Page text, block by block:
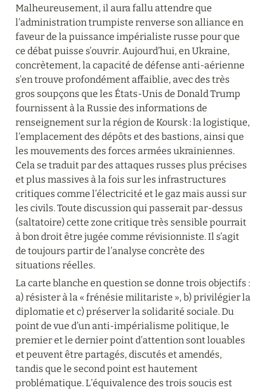
Malheureusement, il aura fallu attendre que
l’administration trumpiste renverse son alliance en
faveur de la puissance impérialiste russe pour que
ce débat puisse s’ouvrir. Aujourd’hui, en Ukraine,
concrètement, la capacité de défense anti-aérienne
s’en trouve profondément affaiblie, avec des très
gros soupçons que les États-Unis de Donald Trump
fournissent à la Russie des informations de
renseignement sur la région de Koursk : la logistique,
l’emplacement des dépôts et des bastions, ainsi que
les mouvements des forces armées ukrainiennes.
Cela se traduit par des attaques russes plus précises
et plus massives à la fois sur les infrastructures
critiques comme l’électricité et le gaz mais aussi sur
les civils. Toute discussion qui passerait par-dessus
(saltatoire) cette zone critique très sensible pourrait
à bon droit être jugée comme révisionniste. Il s’agit
de toujours partir de l’analyse concrète des
situations réelles.
La carte blanche en question se donne trois objectifs :
a) résister à la « frénésie militariste », b) privilégier la
diplomatie et c) préserver la solidarité sociale. Du
point de vue d’un anti-impérialisme politique, le
premier et le dernier point d’attention sont louables
et peuvent être partagés, discutés et amendés,
tandis que le second point est hautement
problématique. L’équivalence des trois soucis est